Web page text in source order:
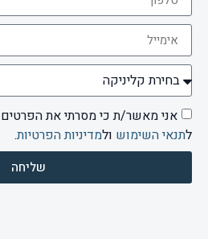
אני מאשר/ת כי מסרתי את הפרטים
לתנאי השימוש ולמדיניות הפרטיות.
שליחה